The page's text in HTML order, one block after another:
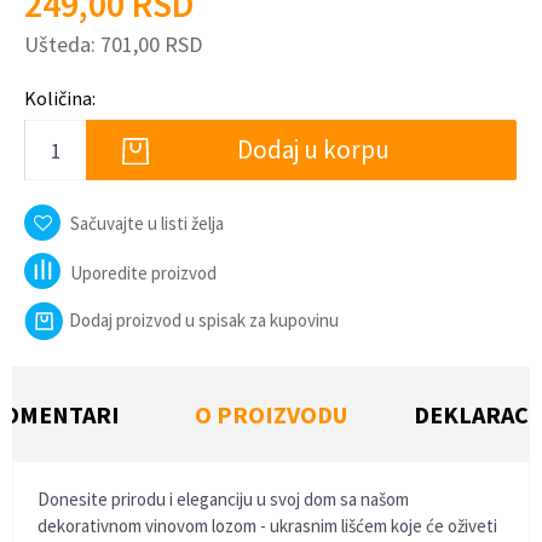
Ušteda: 701,00 RSD
Količina:
Dodaj u korpu
Sačuvajte u listi želja
Uporedite proizvod
Dodaj proizvod u spisak za kupovinu
O PROIZVODU
Donesite prirodu i eleganciju u svoj dom sa našom
dekorativnom vinovom lozom - ukrasnim lišćem koje će oživeti